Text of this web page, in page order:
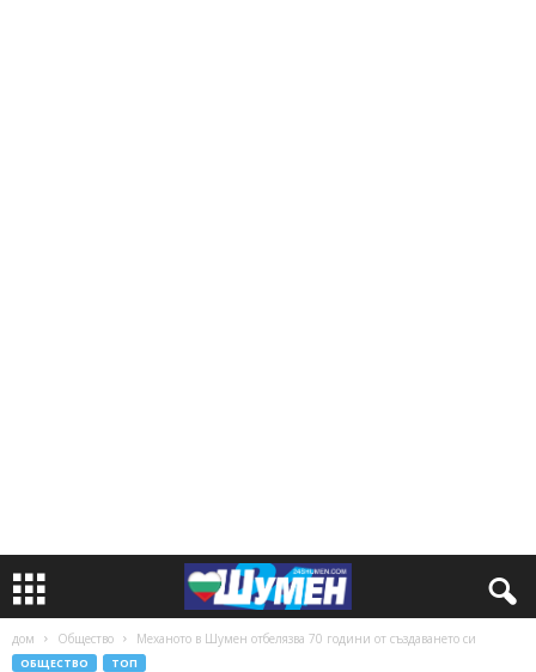
дом Общество Механото в Шумен отбелязва 70 години от създаването си
ОБЩЕСТВО ТОП